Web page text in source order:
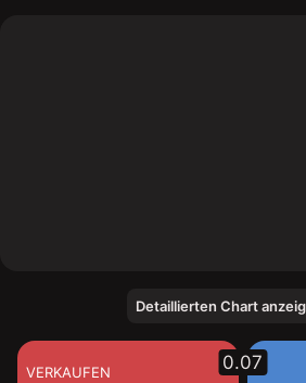
Detaillierten Chart
VERKAUFEN 0.07